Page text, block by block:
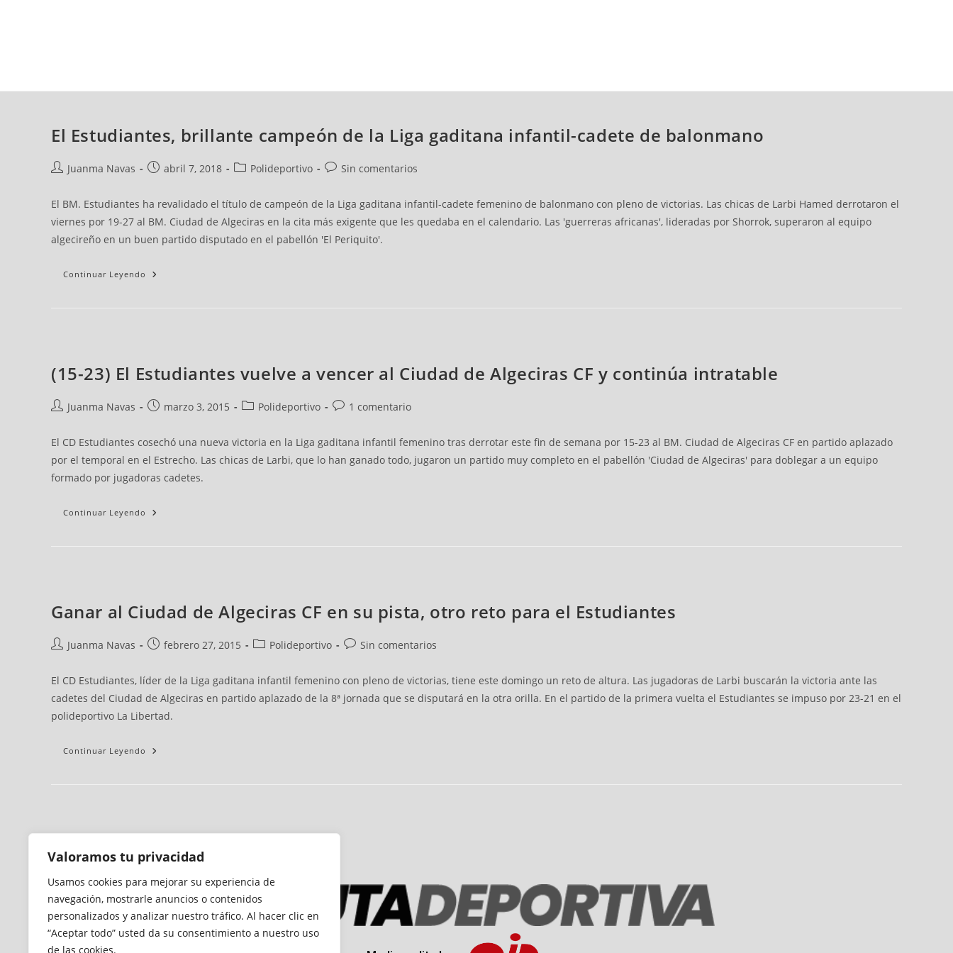
Valoramos tu privacidad
Usamos cookies para mejorar su experiencia de
navegación, mostrarle anuncios o contenidos
personalizados y analizar nuestro tráfico. Al hacer clic en
“Aceptar todo” usted da su consentimiento a nuestro uso
de las cookies.
El Estudiantes, brillante campeón de la Liga gaditana infantil-cadete de balonmano
Juanma Navas abril 7, 2018 Polideportivo Sin comentarios
El BM. Estudiantes ha revalidado el título de campeón de la Liga gaditana infantil-cadete femenino de balonmano con pleno de victorias. Las chicas de Larbi Hamed derrotaron el
viernes por 19-27 al BM. Ciudad de Algeciras en la cita más exigente que les quedaba en el calendario. Las 'guerreras africanas', lideradas por Shorrok, superaron al equipo
algecireño en un buen partido disputado en el pabellón 'El Periquito'.
Continuar Leyendo
(15-23) El Estudiantes vuelve a vencer al Ciudad de Algeciras CF y continúa intratable
Juanma Navas marzo 3, 2015 Polideportivo 1 comentario
El CD Estudiantes cosechó una nueva victoria en la Liga gaditana infantil femenino tras derrotar este fin de semana por 15-23 al BM. Ciudad de Algeciras CF en partido aplazado
por el temporal en el Estrecho. Las chicas de Larbi, que lo han ganado todo, jugaron un partido muy completo en el pabellón 'Ciudad de Algeciras' para doblegar a un equipo
formado por jugadoras cadetes.
Continuar Leyendo
Ganar al Ciudad de Algeciras CF en su pista, otro reto para el Estudiantes
Juanma Navas febrero 27, 2015 Polideportivo Sin comentarios
El CD Estudiantes, líder de la Liga gaditana infantil femenino con pleno de victorias, tiene este domingo un reto de altura. Las jugadoras de Larbi buscarán la victoria ante las
cadetes del Ciudad de Algeciras en partido aplazado de la 8ª jornada que se disputará en la otra orilla. En el partido de la primera vuelta el Estudiantes se impuso por 23-21 en el
polideportivo La Libertad.
Continuar Leyendo